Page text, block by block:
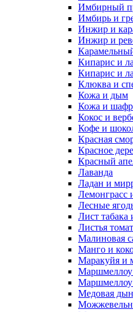
Имбирный
Имбирь и
Инжир и
Инжир и
Кипарис и
Кипарис и
Клюква и
Кожа и дым
Кожа и
Кокос и
Кофе и
Красная
Красное
Красный
Лаванда
Ладан и
Лемонграсс
Лесные
Лист табака
Листья
Малиновая
Манго и
Маракуйя и
Маршмеллоу
Маршмеллоу
Медовая